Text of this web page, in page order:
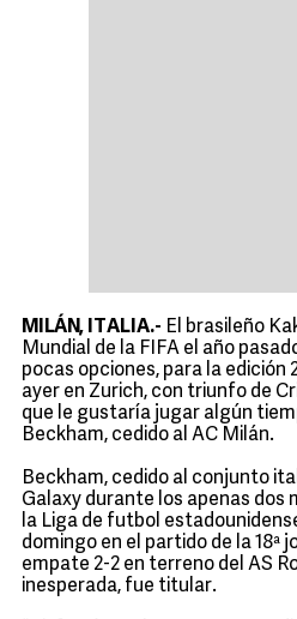
MILÁN, ITALIA.- El brasileño
Mundial de la FIFA el año
pocas opciones, para la edición
ayer en Zurich, con triunfo de
que le gustaría jugar algún
Beckham, cedido al AC Milán.
Beckham, cedido al conjunto
Galaxy durante los apenas dos
la Liga de futbol
domingo en el partido de la 18ª
empate 2-2 en terreno del AS
inesperada, fue titular.